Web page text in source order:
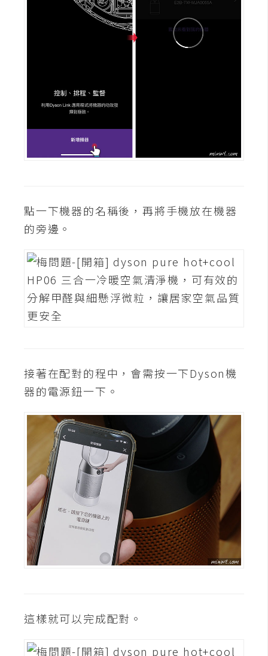
點一下機器的名稱後，再將手機放在機器
的旁邊。
接著在配對的程中，會需按一下Dyson機
器的電源鈕一下。
這樣就可以完成配對。